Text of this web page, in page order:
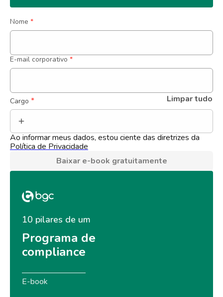
Nome *
E-mail corporativo *
Cargo * Limpar tudo
Ao informar meus dados, estou ciente das diretrizes da
Política de Privacidade
Baixar e-book gratuitamente
10 pilares de um
Programa de
compliance
E-book